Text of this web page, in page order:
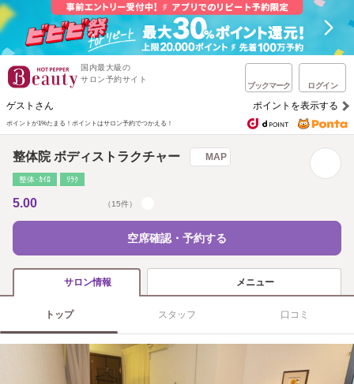
国内最大級の
サロン予約サイト
ブックマーク ログイン
ゲストさん ポイントを表示する
ポイントが1%たまる！ ポイントはサロン予約でつかえる！
整体院 ボディストラクチャー MAP
整体･ｶｲﾛ ﾘﾗｸ
5.00 （15件）
空席確認・予約する
サロン情報 メニュー
トップ スタッフ 口コミ